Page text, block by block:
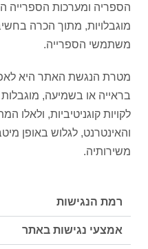
הספריה ומערכות הספרייה
מוגבלויות, מתוך הכרה
משתמשי הספרייה.
מטרת הנגשת האתר היא
בראייה או בשמיעה,
לקויות קוגניטיביות,
והאינטרנט, לגלוש באופן
משירותיה.
רמת הנגישות
אמצעי נגישות באתר